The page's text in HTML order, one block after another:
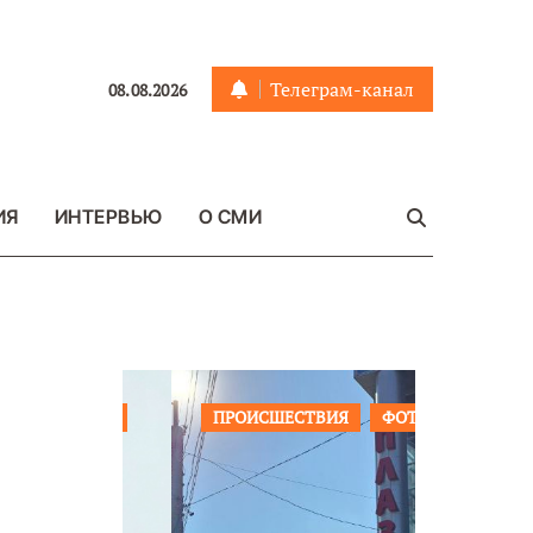
08.08.2026 Телеграм-канал
ИНТЕРВЬЮ О СМИ
ПРОИСШЕСТВИЯ ФОТО